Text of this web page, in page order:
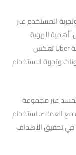
المستخدم عبر
أهمية الهوية
البصرية لشركتك تجربة المستخدم في تطبيق شركة Uber تعكس
وتجربة الاستخدام
عبر مجموعة
مع العملاء. استخدام
في تحقيق الأهداف